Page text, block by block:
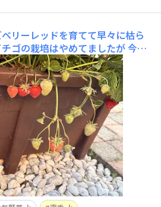
リーレッド​を育てて早々に枯ら
ゴの栽培はやめてましたが 今回
た赤い実をつけてくれ わくわく
れてる​"​甘すぎる！強烈な甘さと
りとこんなに甘いの❣️ってぐらい